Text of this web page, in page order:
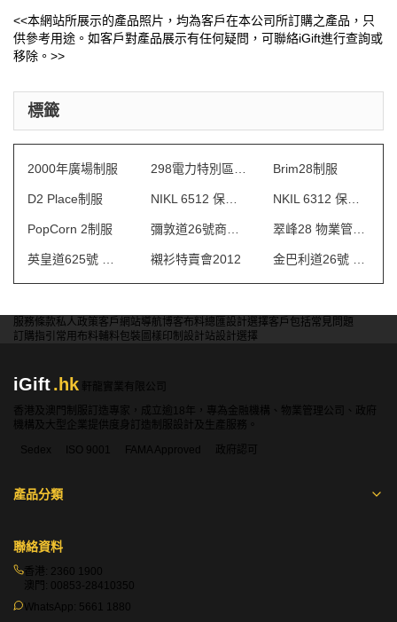
<<本網站所展示的產品照片，均為客戶在本公司所訂購之產品，只
供參考用途。如客戶對產品展示有任何疑問，可聯絡iGift進行查詢或
移除。>>
標籤
2000年廣場制服 Brim28制服
D2 Place制服 NIKL 6512 保安制服
PopCorn 2制服 彌敦道26號商場 制服
襯衫特賣會2012
服務條款私人政策客戶 網站導航博客布料總匯設計選擇客戶包括常見問題
訂購指引 常用布料輔料包裝 圖樣印制 設計站設計選擇
iGift.hk
軒龍實業有限公司
香港及澳門制服訂造專家，成立逾18年，專為金融機構、物業管理公司、政府
機構及大型企業提供度身訂造制服設計及生產服務。
Sedex
ISO 9001 FAMA Approved 政府認可
產品分類
聯絡資料
香港: 2360 1900
澳門: 00853-28410350
WhatsApp: 5661 1880